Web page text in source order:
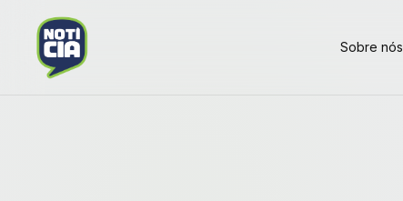
Sobre nós